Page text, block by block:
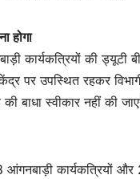
होगा
कार्यकत्रियों की
उपस्थित रहकर
बाधा स्वीकार नहीं की
आंगनबाड़ी